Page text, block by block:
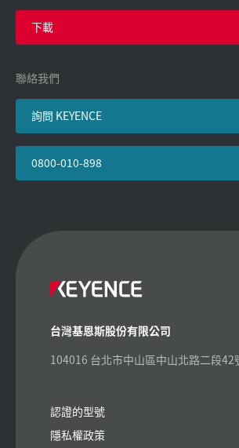
下載
聯絡我們
詢問 KEYENCE
0800-010-898
台灣基恩斯股份有限公司
104016 台北市中山區中山北路二段42
認證的型號
隱私權政策